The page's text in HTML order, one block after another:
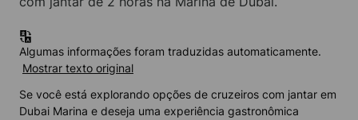
Algumas informações foram traduzidas automaticamente.
Mostrar texto original
Se você está explorando opções de cruzeiros com jantar em
Dubai Marina e deseja uma experiência gastronômica